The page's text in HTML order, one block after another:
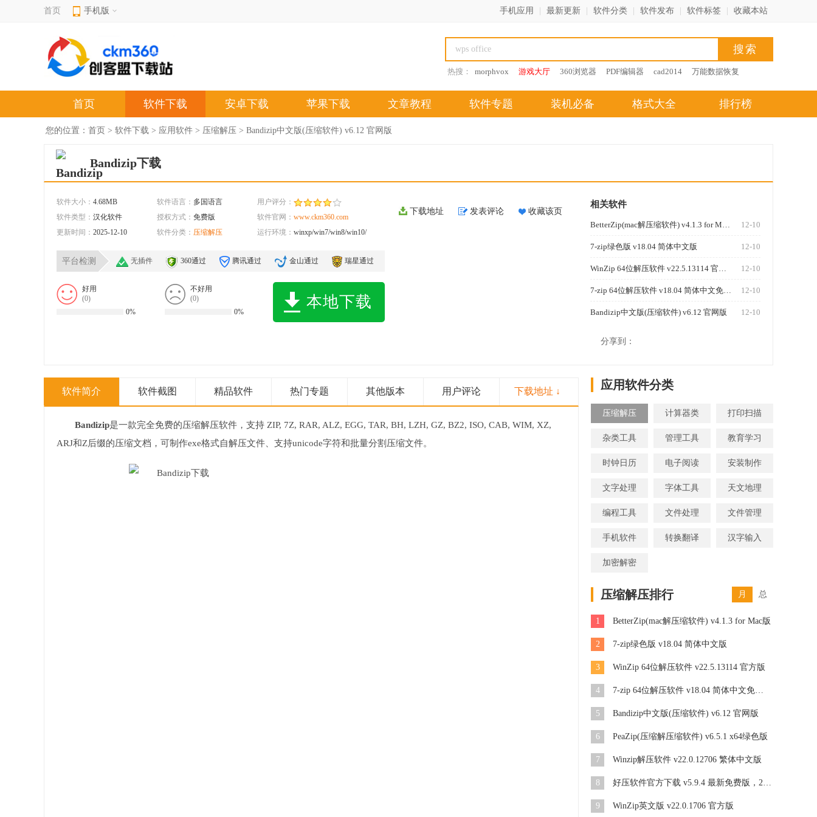
首页 手机版 手机应用 最新更新 软件分类 软件发布 软件标签 收藏本站
热搜： morphvox 游戏大厅 360浏览器 PDF编辑器 cad2014 万能数据恢复
首页 软件下载 安卓下载 苹果下载 文章教程 软件专题 装机必备 格式大全 排行榜
您的位置： 首页 > 软件下载 > 应用软件 > 压缩解压 > Bandizip中文版(压缩软件) v6.12 官网版
Bandizip下载
软件大小： 4.68MB 软件语言： 多国语言
用户评分：
软件类型： 汉化软件 授权方式： 免费版 软件官网： www.ckm360.com
更新时间： 2025-12-10 软件分类： 压缩解压 运行环境： winxp/win7/win8/win10/
平台检测 无插件 360通过 腾讯通过 金山通过 瑞星通过
好用
(0)
0%
不好用
(0)
0%
本地下载
下载地址 发表评论 收藏该页
相关软件
12-10
BetterZip(mac解压缩软件) v4.1.3 for Mac版
12-10
7-zip绿色版 v18.04 简体中文版
12-10
WinZip 64位解压软件 v22.5.13114 官方版
12-10
7-zip 64位解压软件 v18.04 简体中文免费版
12-10
Bandizip中文版(压缩软件) v6.12 官网版
分享到：
软件简介 软件截图 精品软件 热门专题 其他版本 用户评论 下载地址 ↓
Bandizip是一款完全免费的压缩解压软件，支持 ZIP, 7Z, RAR, ALZ, EGG, TAR, BH, LZH, GZ, BZ2, ISO, CAB, WIM, XZ,
ARJ和Z后缀的压缩文档，可制作exe格式自解压文件、支持unicode字符和批量分割压缩文件。
应用软件分类
压缩解压 计算器类 打印扫描
杂类工具 管理工具 教育学习
时钟日历 电子阅读 安装制作
文字处理 字体工具 天文地理
编程工具 文件处理 文件管理
手机软件 转换翻译 汉字输入
加密解密
压缩解压排行 月 总
1 BetterZip(mac解压缩软件) v4.1.3 for Mac版
2 7-zip绿色版 v18.04 简体中文版
3 WinZip 64位解压软件 v22.5.13114 官方版
4 7-zip 64位解压软件 v18.04 简体中文免费版
5 Bandizip中文版(压缩软件) v6.12 官网版
6 PeaZip(压缩解压缩软件) v6.5.1 x64绿色版
7 Winzip解压软件 v22.0.12706 繁体中文版
8 好压软件官方下载 v5.9.4 最新免费版，2345好压HaoZip软件
9 WinZip英文版 v22.0.1706 官方版